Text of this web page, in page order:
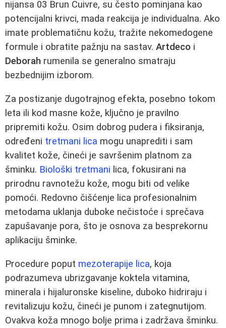
nijansa 03 Brun Cuivre, su često pominjana kao
potencijalni krivci, mada reakcija je individualna. Ako
imate problematičnu kožu, tražite nekomedogene
formule i obratite pažnju na sastav. Artdeco i
Deborah rumenila se generalno smatraju
bezbednijim izborom.
Za postizanje dugotrajnog efekta, posebno tokom
leta ili kod masne kože, ključno je pravilno
pripremiti kožu. Osim dobrog pudera i fiksiranja,
određeni tretmani lica mogu unaprediti i sam
kvalitet kože, čineći je savršenim platnom za
šminku. Biološki tretmani lica, fokusirani na
prirodnu ravnotežu kože, mogu biti od velike
pomoći. Redovno čišćenje lica profesionalnim
metodama uklanja duboke nečistoće i sprečava
zapušavanje pora, što je osnova za besprekornu
aplikaciju šminke.
Procedure poput mezoterapije lica, koja
podrazumeva ubrizgavanje koktela vitamina,
minerala i hijaluronske kiseline, duboko hidriraju i
revitalizuju kožu, čineći je punom i zategnutijom.
Ovakva koža mnogo bolje prima i zadržava šminku.